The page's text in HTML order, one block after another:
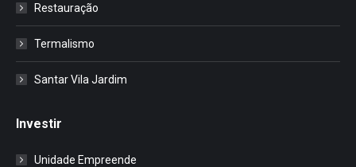
Restauração
Termalismo
Santar Vila Jardim
Investir
Unidade Empreende